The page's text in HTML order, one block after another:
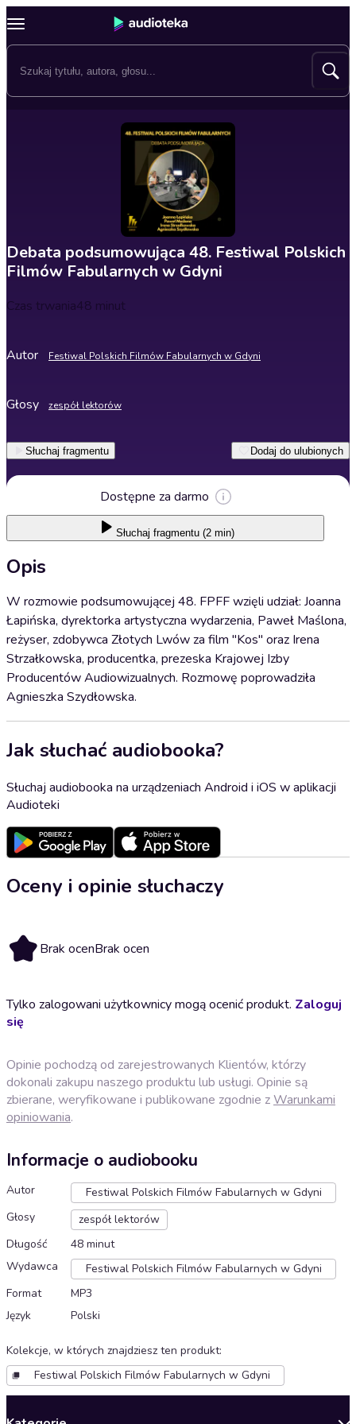
Debata podsumowująca 48. Festiwal Polskich
Filmów Fabularnych w Gdyni
Czas trwania48 minut
Autor Festiwal Polskich Filmów Fabularnych w Gdyni
Głosy zespół lektorów
Słuchaj fragmentu Dodaj do ulubionych
Dostępne za darmo
Słuchaj fragmentu (2 min)
Opis
W rozmowie podsumowującej 48. FPFF wzięli udział: Joanna
Łapińska, dyrektorka artystyczna wydarzenia, Paweł Maślona,
reżyser, zdobywca Złotych Lwów za film "Kos" oraz Irena
Strzałkowska, producentka, prezeska Krajowej Izby
Producentów Audiowizualnych. Rozmowę poprowadziła
Agnieszka Szydłowska.
Jak słuchać audiobooka?
Słuchaj audiobooka na urządzeniach Android i iOS w aplikacji
Audioteki
Oceny i opinie słuchaczy
Brak ocenBrak ocen
Tylko zalogowani użytkownicy mogą ocenić produkt. Zaloguj
się
Opinie pochodzą od zarejestrowanych Klientów, którzy
dokonali zakupu naszego produktu lub usługi. Opinie są
zbierane, weryfikowane i publikowane zgodnie zWarunkami
opiniowania.
Informacje o audiobooku
Autor
Festiwal Polskich Filmów Fabularnych w Gdyni
Głosy
zespół lektorów
Długość
48 minut
Wydawca
Festiwal Polskich Filmów Fabularnych w Gdyni
Format
MP3
Język
Polski
Kolekcje, w których znajdziesz ten produkt:
Festiwal Polskich Filmów Fabularnych w Gdyni